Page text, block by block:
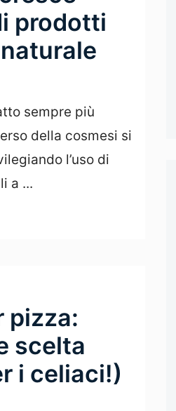
prodotti
sempre più
della cosmesi si
l’uso di
a ...
pizza:
scelta
i celiaci!)